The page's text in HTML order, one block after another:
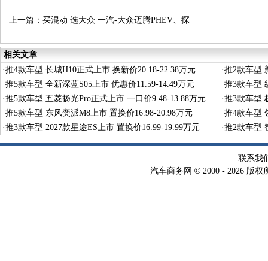
上一篇： 买混动 选大众 一汽-大众迈腾PHEV、探
相关文章
·推4款车型 长城H10正式上市 换新价20.18-22.38万元 ·推2款车型
·推5款车型 全新深蓝S05上市 优惠价11.59-14.49万元 ·推3款车型
·推5款车型 五菱扬光Pro正式上市 一口价9.48-13.88万元 ·推3款车型
·推5款车型 东风奕派M8上市 置换价16.98-20.98万元 ·推4款车型
·推3款车型 2027款星途ES上市 置换价16.99-19.99万元 ·推2款车型
联系我
汽车商务网 © 2000 - 2026 版权